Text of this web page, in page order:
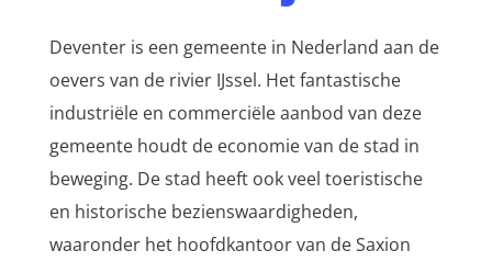
Deventer is een gemeente in Nederland aan de
oevers van de rivier IJssel. Het fantastische
industriële en commerciële aanbod van deze
gemeente houdt de economie van de stad in
beweging. De stad heeft ook veel toeristische
en historische bezienswaardigheden,
waaronder het hoofdkantoor van de Saxion